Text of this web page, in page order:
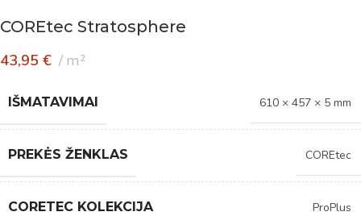
COREtec Stratosphere
43,95 € m²
IŠMATAVIMAI 610 × 457 × 5 mm
PREKĖS ŽENKLAS COREtec
CORETEC KOLEKCIJA ProPlus